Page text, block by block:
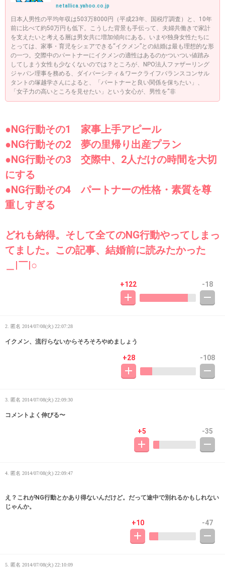
netallica.yahoo.co.jp
日本人男性の平均年収は503万8000円（平成23年、国税庁調査）と、10年
前に比べて約50万円も低下。こうした背景も手伝って、夫婦共働きで家計
を支えたいと考える層は男女共に増加傾向にある。いまや独身女性たちに
とっては、家事・育児をシェアできる“イクメン”との結婚は最も理想的な形
の一つ。交際中のパートナーにイクメンの適性はあるのかついつい値踏み
してしまう女性も少なくないのでは？ところが、NPO法人ファザーリング
ジャパン理事を務める、ダイバーシティ＆ワークライフバランスコンサル
タントの塚越学さんによると、「パートナーと良い関係を保ちたい」、
「女子力の高いところを見せたい」という女心が、男性を“非
●NG行動その1 家事上手アピール
●NG行動その2 夢の里帰り出産プラン
●NG行動その3 交際中、2人だけの時間を大切
にする
●NG行動その4 パートナーの性格・素質を尊
重しすぎる
どれも納得。そして全てのNG行動やってしまっ
てました。この記事、結婚前に読みたかった
＿|￣|○
+122 -18
2. 匿名 2014/07/08(火) 22:07:28
イクメン、流行らないからそろそろやめましょう
+28 -108
3. 匿名 2014/07/08(火) 22:09:30
コメントよく伸びる〜
+5 -35
4. 匿名 2014/07/08(火) 22:09:47
え？これがNG行動とかあり得ないんだけど。だって途中で別れるかもしれない
じゃんか。
+10 -47
5. 匿名 2014/07/08(火) 22:10:09